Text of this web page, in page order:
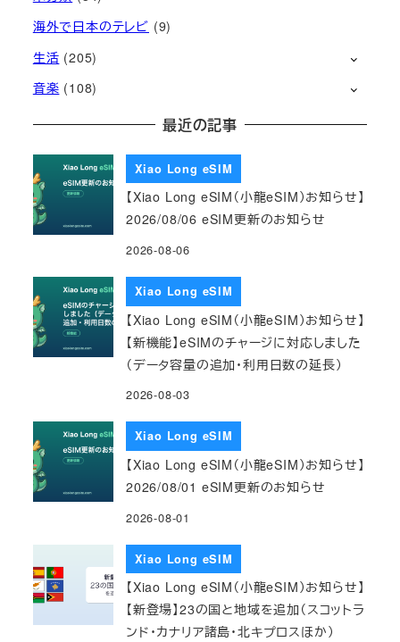
海外で日本のテレビ (9)
生活 (205)
音楽 (108)
最近の記事
Xiao Long eSIM
【Xiao Long eSIM（小龍eSIM）お知らせ】
2026/08/06 eSIM更新のお知らせ
2026-08-06
Xiao Long eSIM
【Xiao Long eSIM（小龍eSIM）お知らせ】
【新機能】eSIMのチャージに対応しました
（データ容量の追加・利用日数の延長）
2026-08-03
Xiao Long eSIM
【Xiao Long eSIM（小龍eSIM）お知らせ】
2026/08/01 eSIM更新のお知らせ
2026-08-01
Xiao Long eSIM
【Xiao Long eSIM（小龍eSIM）お知らせ】
【新登場】23の国と地域を追加（スコットラ
ンド・カナリア諸島・北キプロスほか）